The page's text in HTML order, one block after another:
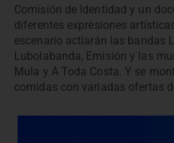
Comisión de Identidad y un
diferentes expresiones
escenario actiarán las bandas
Lubolabanda, Emisión y las
Mula y A Toda Costa. Y se
comidas con variadas ofertas